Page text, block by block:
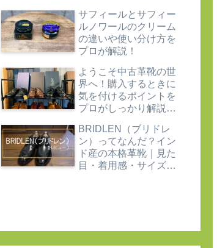
サフィールとサフィー
ルノワールのクリーム
の違いや使い分け方を
プロが解説！
ようこそ中古革靴の世
界へ！購入するときに
気を付けるポイントを
プロがしっかり解説し
BRIDLEN（ブリドレ
ン）ってなんだ？イン
ド産の本格革靴｜見た
目・着用感・サイズ感